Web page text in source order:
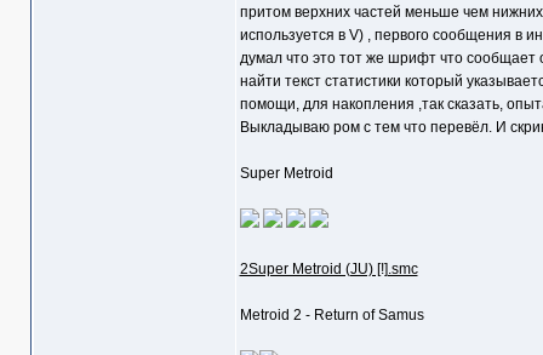
притом верхних частей меньше чем
используется в V) , первого сообщения в
думал что это тот же шрифт что сообщает
найти текст статистики который
помощи, для накопления ,так сказать,
Выкладываю ром с тем что перевёл. И
Super Metroid
2Super Metroid (JU) [!].smc
Metroid 2 - Return of Samus